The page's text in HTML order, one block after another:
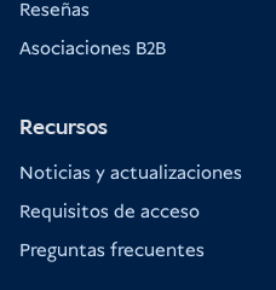
Reseñas
Asociaciones B2B
Recursos
Noticias y actualizaciones
Requisitos de acceso
Preguntas frecuentes